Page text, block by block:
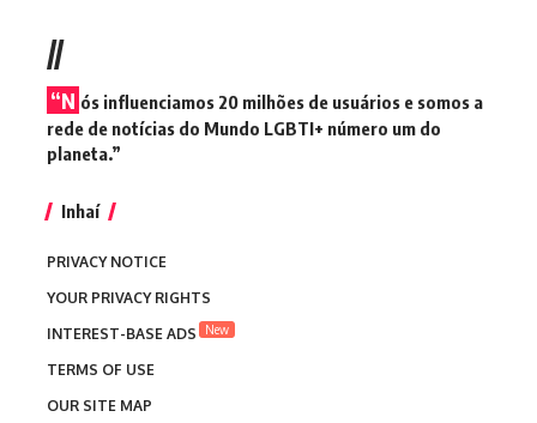
//
“N ós influenciamos 20 milhões de usuários e somos a
rede de notícias do Mundo LGBTI+ número um do
planeta.”
Inhaí
PRIVACY NOTICE
YOUR PRIVACY RIGHTS
INTEREST-BASE ADS
New
TERMS OF USE
OUR SITE MAP